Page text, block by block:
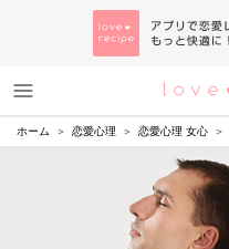
ホーム 恋愛心理 恋愛心理 女心